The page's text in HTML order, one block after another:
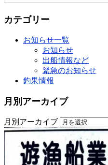
カテゴリー
お知らせ一覧
お知らせ
出船情報など
緊急のお知らせ
釣果情報
月別アーカイブ
月別アーカイブ